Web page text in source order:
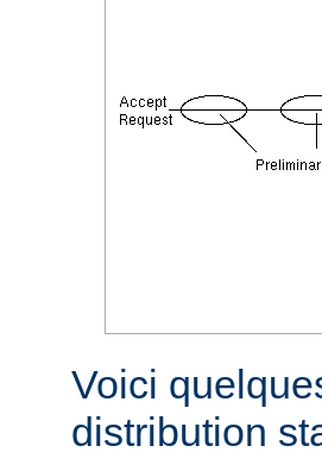
Voici
distribution